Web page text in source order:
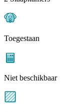
Toegestaan
Niet beschikbaar